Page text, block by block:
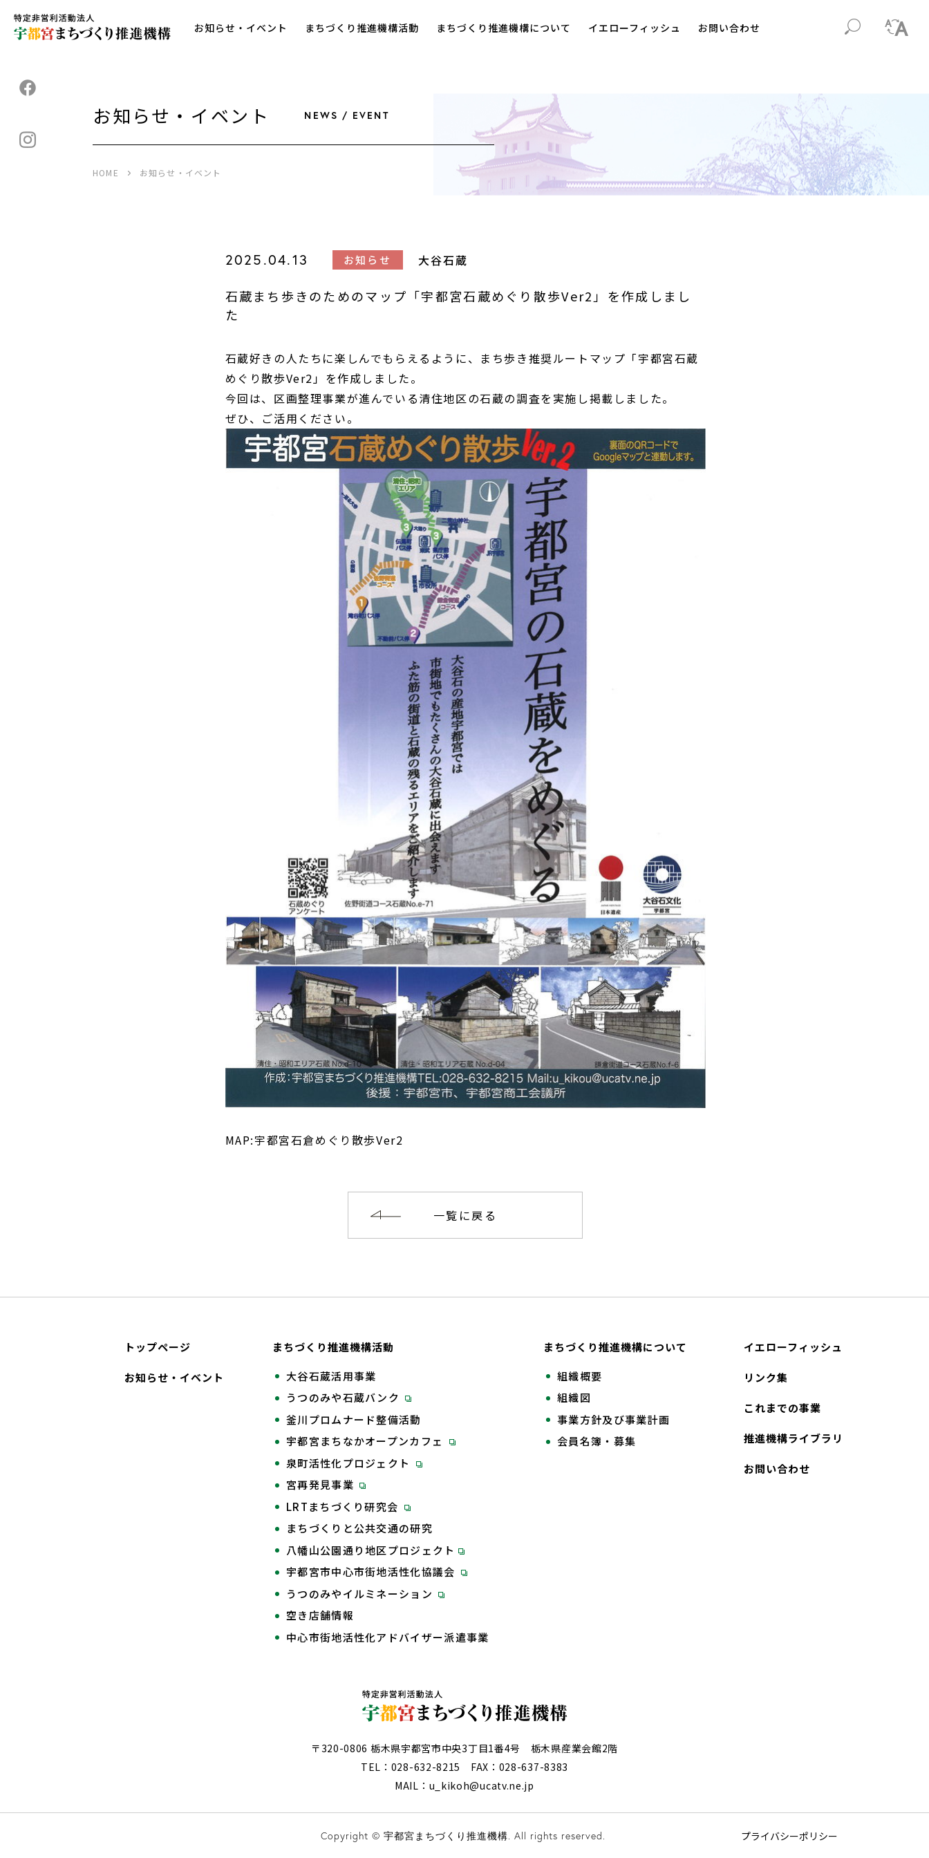
お知らせ・イベント まちづくり推進機構活動 まちづくり推進機構について イエローフィッシュ お問い合わせ
お知らせ・イベント NEWS / EVENT
HOME お知らせ・イベント
2025.04.13 お知らせ 大谷石蔵
石蔵まち歩きのためのマップ「宇都宮石蔵めぐり散歩Ver2」を作成しまし
た
石蔵好きの人たちに楽しんでもらえるように、まち歩き推奨ルートマップ「宇都宮石蔵
めぐり散歩Ver2」を作成しました。
今回は、区画整理事業が進んでいる清住地区の石蔵の調査を実施し掲載しました。
ぜひ、ご活用ください。
MAP:宇都宮石倉めぐり散歩Ver2
一覧に戻る
トップページ
お知らせ・イベント
まちづくり推進機構活動
大谷石蔵活用事業
うつのみや石蔵バンク
釜川プロムナード整備活動
宇都宮まちなかオープンカフェ
泉町活性化プロジェクト
宮再発見事業
LRTまちづくり研究会
まちづくりと公共交通の研究
八幡山公園通り地区プロジェクト
宇都宮市中心市街地活性化協議会
うつのみやイルミネーション
空き店舗情報
中心市街地活性化アドバイザー派遣事業
まちづくり推進機構について
組織概要
組織図
事業方針及び事業計画
会員名簿・募集
イエローフィッシュ
リンク集
これまでの事業
推進機構ライブラリ
お問い合わせ
〒320-0806 栃木県宇都宮市中央3丁目1番4号 栃木県産業会館2階
TEL： 028-632-8215
FAX：028-637-8383
MAIL：u_kikoh@ucatv.ne.jp
プライバシーポリシー
Copyright © 宇都宮まちづくり推進機構. All rights reserved.